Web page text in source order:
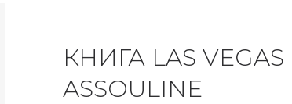
КНИГА LAS VEGAS
ASSOULINE